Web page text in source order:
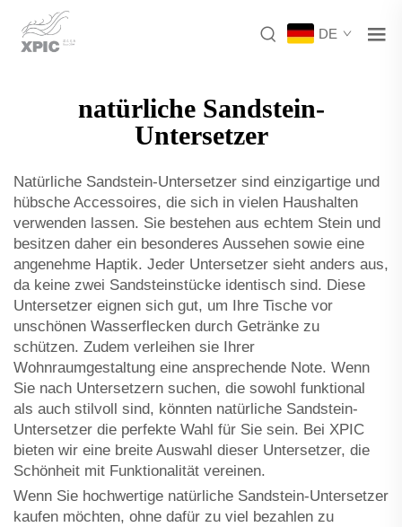
DE
natürliche Sandstein-
Untersetzer
Natürliche Sandstein-Untersetzer sind einzigartige und
hübsche Accessoires, die sich in vielen Haushalten
verwenden lassen. Sie bestehen aus echtem Stein und
besitzen daher ein besonderes Aussehen sowie eine
angenehme Haptik. Jeder Untersetzer sieht anders aus,
da keine zwei Sandsteinstücke identisch sind. Diese
Untersetzer eignen sich gut, um Ihre Tische vor
unschönen Wasserflecken durch Getränke zu
schützen. Zudem verleihen sie Ihrer
Wohnraumgestaltung eine ansprechende Note. Wenn
Sie nach Untersetzern suchen, die sowohl funktional
als auch stilvoll sind, könnten natürliche Sandstein-
Untersetzer die perfekte Wahl für Sie sein. Bei XPIC
bieten wir eine breite Auswahl dieser Untersetzer, die
Schönheit mit Funktionalität vereinen.
Wenn Sie hochwertige natürliche Sandstein-Untersetzer
kaufen möchten, ohne dafür zu viel bezahlen zu